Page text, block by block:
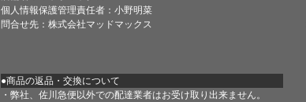
個人情報保護管理責任者：小野明菜
問合せ先：株式会社マッドマックス
●商品の返品・交換について
・弊社、佐川急便以外での配達業者はお受け取り出来ません。